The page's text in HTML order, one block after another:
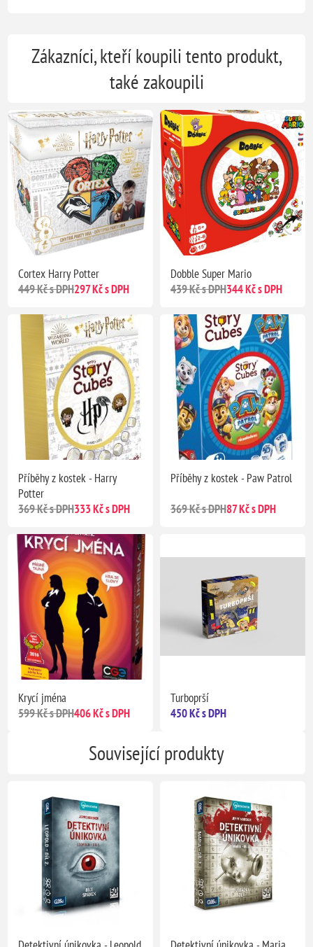
Zákazníci, kteří koupili tento produkt,
také zakoupili
Cortex Harry Potter
449 Kč s DPH297 Kč s DPH
Dobble Super Mario
439 Kč s DPH344 Kč s DPH
Příběhy z kostek - Harry
Potter
369 Kč s DPH333 Kč s DPH
Příběhy z kostek - Paw Patrol
369 Kč s DPH87 Kč s DPH
Krycí jména
599 Kč s DPH406 Kč s DPH
Turboprší
450 Kč s DPH
Související produkty